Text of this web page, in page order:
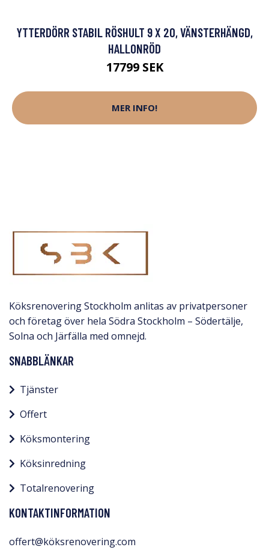
YTTERDÖRR STABIL RÖSHULT 9 X 20, VÄNSTERHÄNGD,
HALLONRÖD
17799 SEK
MER INFO!
Köksrenovering Stockholm anlitas av privatpersoner
och företag över hela Södra Stockholm – Södertälje,
Solna och Järfälla med omnejd.​
SNABBLÄNKAR
Tjänster
Offert
Köksmontering
Köksinredning
Totalrenovering
KONTAKTINFORMATION
offert@köksrenovering.com